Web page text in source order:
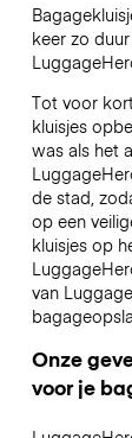
keer zo
Tot voor
kluisjes
was als het
de stad,
op een
kluisjes op
van
Onze
voor je